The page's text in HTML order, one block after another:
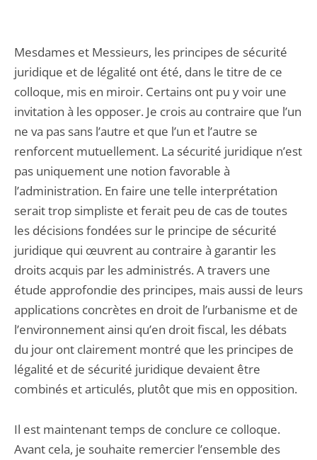
Mesdames et Messieurs, les principes de sécurité
juridique et de légalité ont été, dans le titre de ce
colloque, mis en miroir. Certains ont pu y voir une
invitation à les opposer. Je crois au contraire que l’un
ne va pas sans l’autre et que l’un et l’autre se
renforcent mutuellement. La sécurité juridique n’est
pas uniquement une notion favorable à
l’administration. En faire une telle interprétation
serait trop simpliste et ferait peu de cas de toutes
les décisions fondées sur le principe de sécurité
juridique qui œuvrent au contraire à garantir les
droits acquis par les administrés. A travers une
étude approfondie des principes, mais aussi de leurs
applications concrètes en droit de l’urbanisme et de
l’environnement ainsi qu’en droit fiscal, les débats
du jour ont clairement montré que les principes de
légalité et de sécurité juridique devaient être
combinés et articulés, plutôt que mis en opposition.
Il est maintenant temps de conclure ce colloque.
Avant cela, je souhaite remercier l’ensemble des